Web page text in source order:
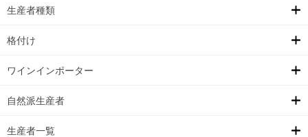
生産者種類
格付け
ワインインポーター
自然派生産者
生産者一覧